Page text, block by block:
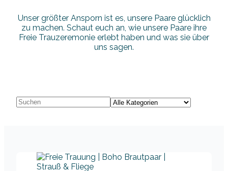
Unser größter Ansporn ist es, unsere Paare glücklich
zu machen. Schaut euch an, wie unsere Paare ihre
Freie Trauzeremonie erlebt haben und was sie über
uns sagen.